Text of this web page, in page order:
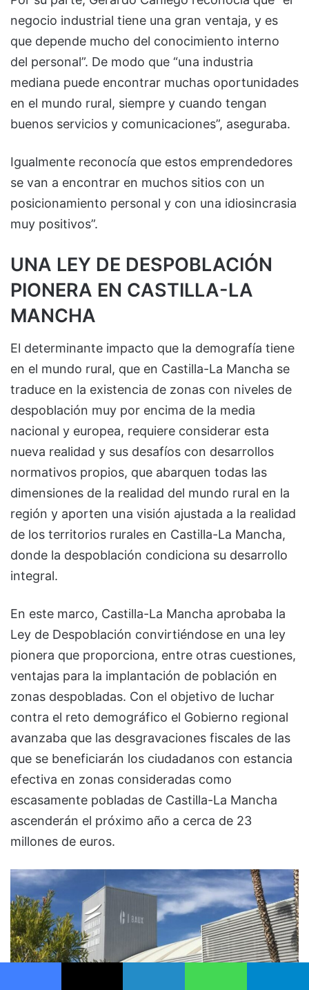
negocio industrial tiene una gran ventaja, y es
que depende mucho del conocimiento interno
del personal”. De modo que “una industria
mediana puede encontrar muchas oportunidades
en el mundo rural, siempre y cuando tengan
buenos servicios y comunicaciones”, aseguraba.
Igualmente reconocía que estos emprendedores
se van a encontrar en muchos sitios con un
posicionamiento personal y con una idiosincrasia
muy positivos”.
UNA LEY DE DESPOBLACIÓN
PIONERA EN CASTILLA-LA
MANCHA
El determinante impacto que la demografía tiene
en el mundo rural, que en Castilla-La Mancha se
traduce en la existencia de zonas con niveles de
despoblación muy por encima de la media
nacional y europea, requiere considerar esta
nueva realidad y sus desafíos con desarrollos
normativos propios, que abarquen todas las
dimensiones de la realidad del mundo rural en la
región y aporten una visión ajustada a la realidad
de los territorios rurales en Castilla-La Mancha,
donde la despoblación condiciona su desarrollo
integral.
En este marco, Castilla-La Mancha aprobaba la
Ley de Despoblación convirtiéndose en una ley
pionera que proporciona, entre otras cuestiones,
ventajas para la implantación de población en
zonas despobladas. Con el objetivo de luchar
contra el reto demográfico el Gobierno regional
avanzaba que las desgravaciones fiscales de las
que se beneficiarán los ciudadanos con estancia
efectiva en zonas consideradas como
escasamente pobladas de Castilla-La Mancha
ascenderán el próximo año a cerca de 23
millones de euros.